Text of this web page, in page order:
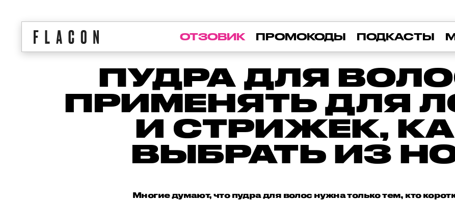
ОТЗОВИК ПРОМОКОДЫ ПОДКАСТЫ
ПУДРА ДЛЯ
ПРИМЕНЯТЬ ДЛЯ
И СТРИЖЕК,
ВЫБРАТЬ ИЗ
Многие думают, что пудра для волос нужна только тем, кто